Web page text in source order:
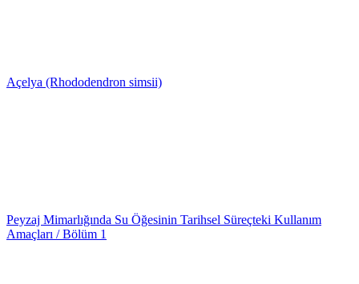
Açelya (Rhododendron simsii)
Peyzaj Mimarlığında Su Öğesinin Tarihsel Süreçteki Kullanım
Amaçları / Bölüm 1